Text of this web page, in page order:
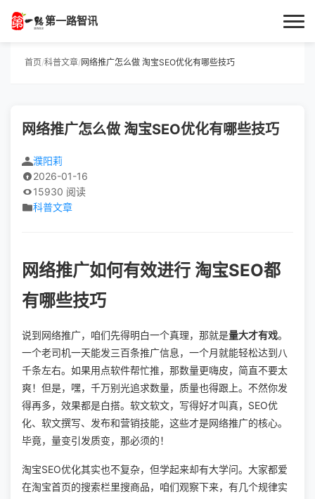
第一路智讯
首页
技术解答
科普文章
数码科技
热门话题
首页 /科普文章/网络推广怎么做 淘宝SEO优化有哪些技巧
网络推广怎么做 淘宝SEO优化有哪些技巧
濮阳莉
2026-01-16
15930 阅读
科普文章
网络推广如何有效进行 淘宝SEO都
有哪些技巧
说到网络推广，咱们先得明白一个真理，那就是量大才有戏。
一个老司机一天能发三百条推广信息，一个月就能轻松达到八
千条左右。如果用点软件帮忙推，那数量更嗨皮，简直不要太
爽！但是，嘿，千万别光追求数量，质量也得跟上。不然你发
得再多，效果都是白搭。软文软文，写得好才叫真，SEO优
化、软文撰写、发布和营销技能，这些才是网络推广的核心。
毕竟，量变引发质变，那必须的！
淘宝SEO优化其实也不复杂，但学起来却有大学问。大家都爱
在淘宝首页的搜索栏里搜商品，咱们观察下来，有几个规律实